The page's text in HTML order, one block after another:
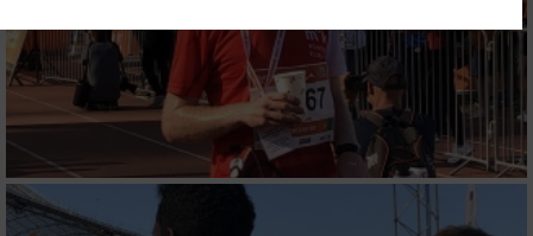
Website/App.
Partnerliste anzeigen (1 IAB-Anbieter)
Wir nutzen Ihre Daten für folgende Zwecke:
Speichern von oder Zugriff auf Informationen
auf einem Endgerät